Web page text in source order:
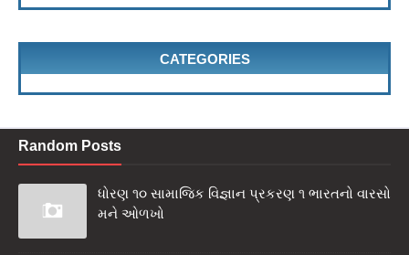
CATEGORIES
Random Posts
ધોરણ ૧૦ સામાજિક વિજ્ઞાન પ્રકરણ ૧ ભારતનો વારસો
મને ઓળખો